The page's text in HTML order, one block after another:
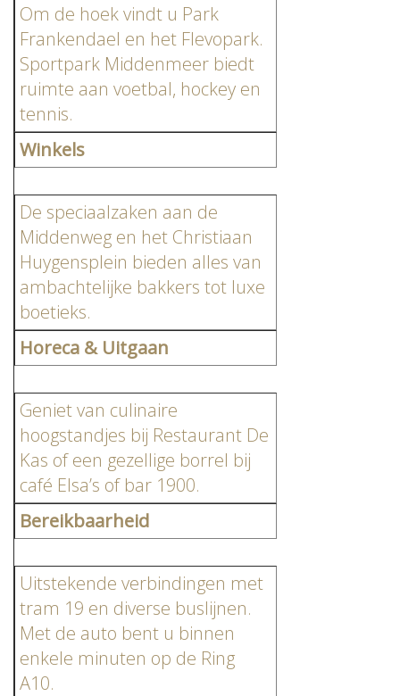
Om de hoek vindt u Park
Frankendael en het Flevopark.
Sportpark Middenmeer biedt
ruimte aan voetbal, hockey en
tennis.
Winkels
De speciaalzaken aan de
Middenweg en het Christiaan
Huygensplein bieden alles van
ambachtelijke bakkers tot luxe
boetieks.
Horeca & Uitgaan
Geniet van culinaire
hoogstandjes bij Restaurant De
Kas of een gezellige borrel bij
café Elsa’s of bar 1900.
Bereikbaarheid
Uitstekende verbindingen met
tram 19 en diverse buslijnen.
Met de auto bent u binnen
enkele minuten op de Ring
A10.